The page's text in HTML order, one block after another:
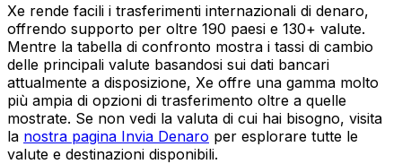
Xe rende facili i trasferimenti internazionali di denaro,
offrendo supporto per oltre 190 paesi e 130+ valute.
Mentre la tabella di confronto mostra i tassi di cambio
delle principali valute basandosi sui dati bancari
attualmente a disposizione, Xe offre una gamma molto
più ampia di opzioni di trasferimento oltre a quelle
mostrate. Se non vedi la valuta di cui hai bisogno, visita
la nostra pagina Invia Denaro per esplorare tutte le
valute e destinazioni disponibili.